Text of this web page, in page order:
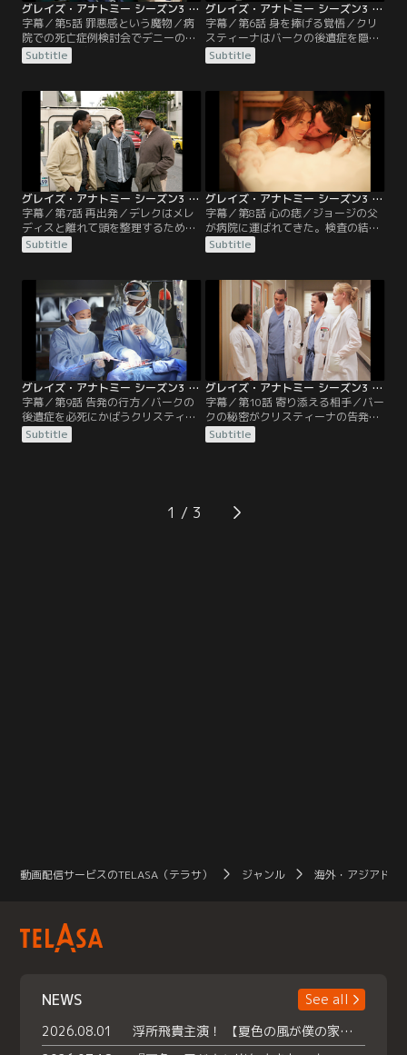
グレイズ・アナトミー シーズン3 第05話／字幕
字幕／第5話 罪悪感という魔物／病
院での死亡症例検討会でデニーの症
例が取り上げられ、バークとベイリ
ーは激しく非難される。バークはま
なかったが、そのことはクリスティ
ーナと自分だけの秘密にしていた。
デレクとアディソンはお互いの今後
の身の振り方を決めていないまま、
離婚の手続きを進め始める
Subtitle
グレイズ・アナトミー シーズン3 第06話／字幕
字幕／第6話 身を捧げる覚悟／クリ
スティーナはバークの後遺症を隠す
ために、オペのスケジュールや執刀
メンバー調べに奔走し、あれこれ画
参加しようとするが、ボードから自
分の名前が消されていることに気付
き、バークが自分の能力を信用して
いないのではと傷つく。ジョージは
カリーと本気で付き合う覚悟を決
め、カリーに告白する。
Subtitle
グレイズ・アナトミー シーズン3 第07話／字幕
字幕／第7話 再出発／デレクはメレ
ディスと離れて頭を整理するために
キャンプに出掛けるが、アレックス
とジョージが喧嘩するなど予想外の
につくことになり、デレクを忘れて
再出発するよう諭される。アディソ
ンはカリーと共に妊婦を担当。カリ
ーはアディソンにマークと自分の一
夜の関係を知らせ、気まずい思いを
する。
Subtitle
グレイズ・アナトミー シーズン3 第08話／字幕
字幕／第8話 心の痣／ジョージの父
が病院に運ばれてきた。検査の結
果、食道ガンが見つかる。そして、
さらに心臓にも問題があることが発
となる。当然のことながらバークが
執刀医となるが、ジョージはキャン
プの時にバークの手の震えを目撃し
ていたため、次第に不安にかられる
ようになる。
Subtitle
グレイズ・アナトミー シーズン3 第09話／字幕
字幕／第9話 告発の行方／バークの
後遺症を必死にかばうクリスティー
ナは、心も体も限界に近づいてい
た。ジョージがバークを父親の執刀
ら、次期外科部長への昇進を打診さ
れる。真実を告げるべきか否か…こ
Subtitle
グレイズ・アナトミー シーズン3 第10話／字幕
字幕／第10話 寄り添える相手／バー
クの秘密がクリスティーナの告発に
より発覚する。ベイリーは二人を処
罰するよう詰め寄るが、リチャード
人が一番辛かったのは、お互いの裏
切りだった。デレクはバークの治療
Subtitle
1
動画配信サービスのTELASA（テラサ） ジャンル 海外・アジアドラ
NEWS
See all
2026.08.01
浮所飛貴主演！ 【夏色の風が僕の家にやってきた】 本日よりテラサで独占配信スタート！